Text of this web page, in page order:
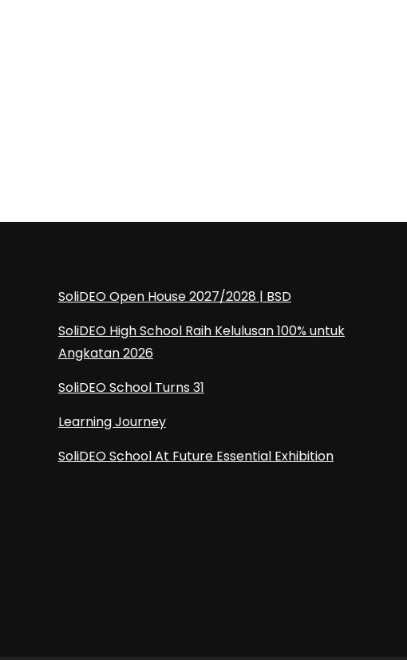
SoliDEO Open House 2027/2028 | BSD
SoliDEO High School Raih Kelulusan 100% untuk
Angkatan 2026
SoliDEO School Turns 31
Learning Journey
SoliDEO School At Future Essential Exhibition